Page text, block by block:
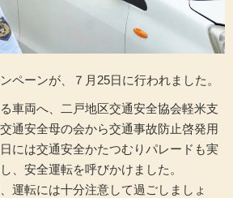
ペーンが、７月25日に行われました。
車両へ、二戸地区交通安全協会軽米支
通安全母の会から交通事故防止啓発用
には交通安全かたつむりパレードも実
、安全運転を呼びかけました。
運転には十分注意して過ごしましょ